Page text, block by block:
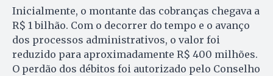
Inicialmente, o montante das cobranças chegava a
R$ 1 bilhão. Com o decorrer do tempo e o avanço
dos processos administrativos, o valor foi
reduzido para aproximadamente R$ 400 milhões.
O perdão dos débitos foi autorizado pelo Conselho